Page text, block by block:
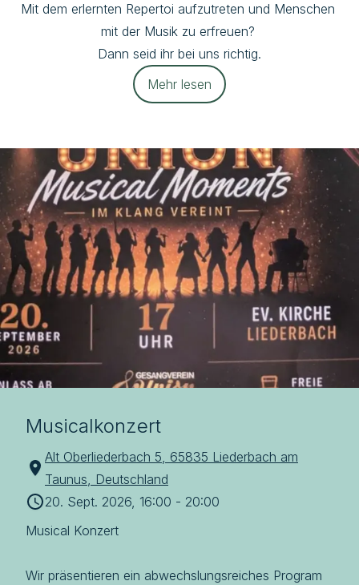
Mit dem erlernten Repertoi aufzutreten und Menschen
mit der Musik zu erfreuen?
Dann seid ihr bei uns richtig.
Mehr lesen
Musicalkonzert
Alt Oberliederbach 5, 65835 Liederbach am
Taunus, Deutschland
20. Sept. 2026, 16:00 - 20:00
Musical Konzert
Wir präsentieren ein abwechslungsreiches Program